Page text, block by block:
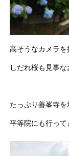
高そうなカメラを
しだれ桜も見事
たっぷり善峯寺
平等院にも行って